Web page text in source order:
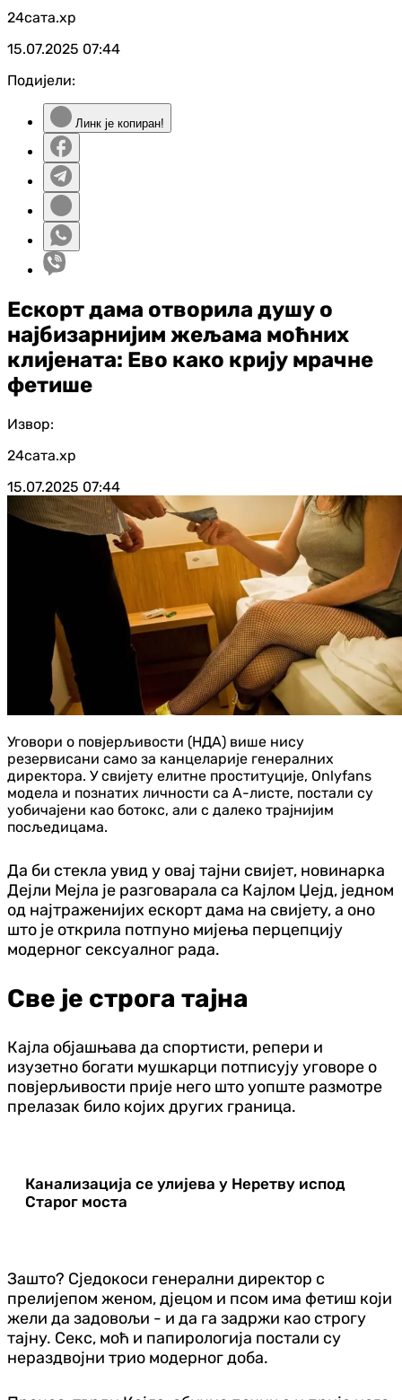
24сата.хр
15.07.2025 07:44
Подијели:
Линк је копиран!
Ескорт дама отворила душу о
најбизарнијим жељама моћних
клијената: Ево како крију мрачне
фетише
Извор:
24сата.хр
15.07.2025 07:44
Уговори о повјерљивости (НДА) више нису
резервисани само за канцеларије генералних
директора. У свијету елитне проституције, Onlyfans
модела и познатих личности са А-листе, постали су
уобичајени као ботокс, али с далеко трајнијим
посљедицама.
Да би стекла увид у овај тајни свијет, новинарка
Дејли Мејла је разговарала са Кајлом Џејд, једном
од најтраженијих ескорт дама на свијету, а оно
што је открила потпуно мијења перцепцију
модерног сексуалног рада.
Све је строга тајна
Кајла објашњава да спортисти, репери и
изузетно богати мушкарци потписују уговоре о
повјерљивости прије него што уопште размотре
прелазак било којих других граница.
Канализација се улијева у Неретву испод
Старог моста
Зашто? Сједокоси генерални директор с
прелијепом женом, дјецом и псом има фетиш који
жели да задовољи - и да га задржи као строгу
тајну. Секс, моћ и папирологија постали су
нераздвојни трио модерног доба.